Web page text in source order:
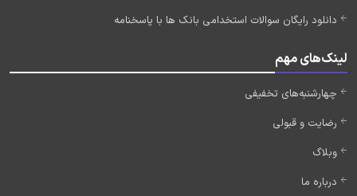
دانلود رایگان سوالات استخدامی بانک ها با پاسخنامه
لینک‌های مهم
چهارشنبه‌های تخفیفی
رضایت و قبولی
وبلاگ
درباره ما